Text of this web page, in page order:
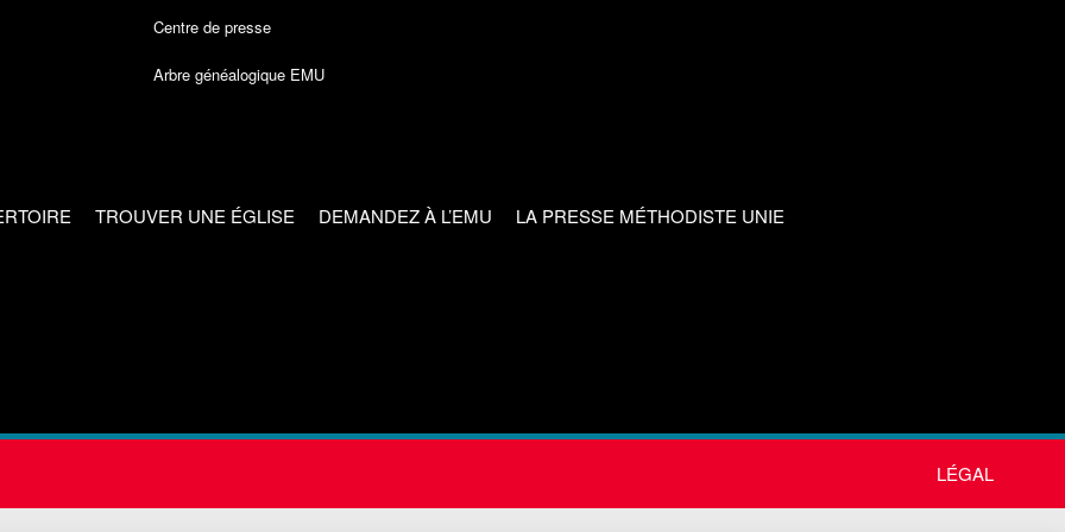
Centre de presse
Arbre généalogique EMU
TROUVER UNE ÉGLISE DEMANDEZ À L’EMU LA PRESSE MÉTHODISTE UNIE
LÉGAL